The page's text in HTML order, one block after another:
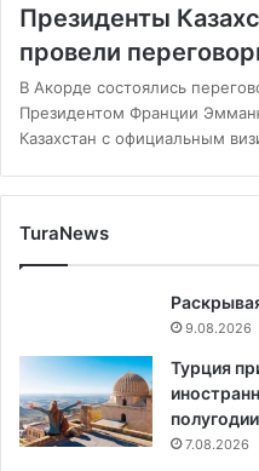
Президенты
провели
В Акорде состоялись
Президентом Франции
Казахстан с официальным
TuraNews
9.08.2026
Турция
7.08.2026